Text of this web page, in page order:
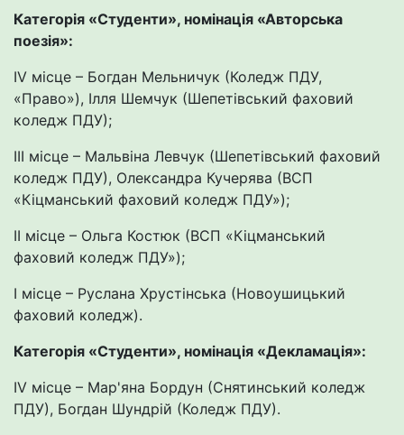
Категорія «Студенти», номінація «Авторська
поезія»:
IV місце – Богдан Мельничук (Коледж ПДУ,
«Право»), Ілля Шемчук (Шепетівський фаховий
коледж ПДУ);
ІІІ місце – Мальвіна Левчук (Шепетівський фаховий
коледж ПДУ), Олександра Кучерява (ВСП
«Кіцманський фаховий коледж ПДУ»);
ІІ місце – Ольга Костюк (ВСП «Кіцманський
фаховий коледж ПДУ»);
І місце – Руслана Хрустінська (Новоушицький
фаховий коледж).
Категорія «Студенти», номінація «Декламація»:
IV місце – Мар'яна Бордун (Снятинський коледж
ПДУ), Богдан Шундрій (Коледж ПДУ).